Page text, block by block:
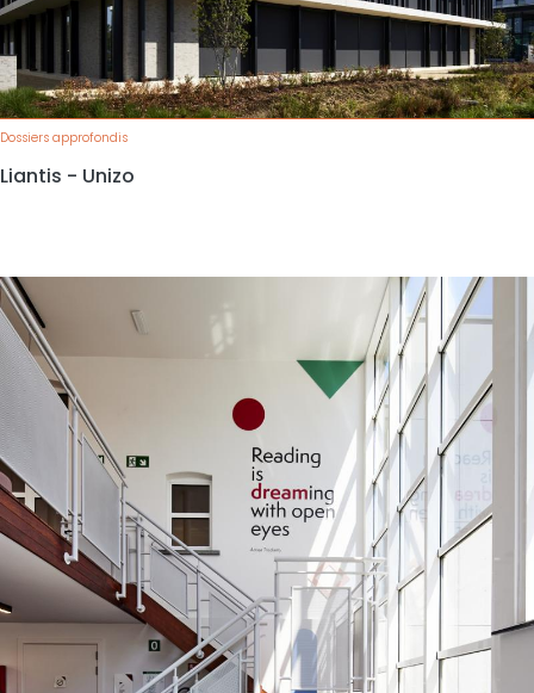
Dossiers approfondis
Liantis - Unizo